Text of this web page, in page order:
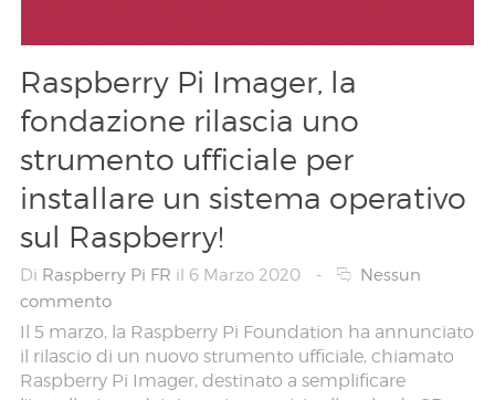
Raspberry Pi Imager, la
fondazione rilascia uno
strumento ufficiale per
installare un sistema operativo
sul Raspberry!
Di Raspberry Pi FR il 6 Marzo 2020 -
Nessun
commento
Il 5 marzo, la Raspberry Pi Foundation ha annunciato
il rilascio di un nuovo strumento ufficiale, chiamato
Raspberry Pi Imager, destinato a semplificare